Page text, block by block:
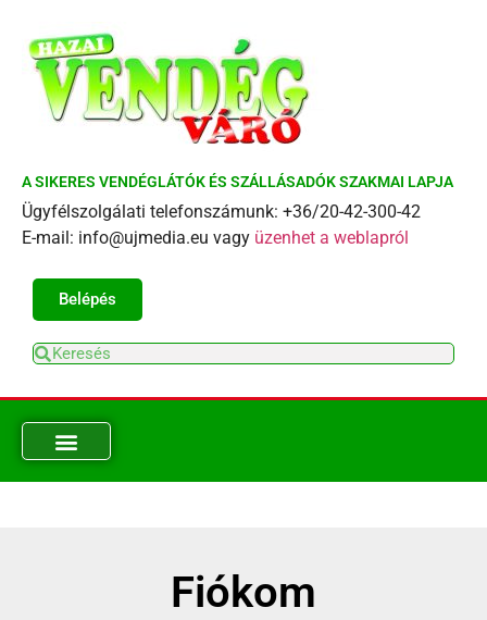
A SIKERES VENDÉGLÁTÓK ÉS SZÁLLÁSADÓK SZAKMAI LAPJA
Ügyfélszolgálati telefonszámunk: +36/20-42-300-42
E-mail: info@ujmedia.eu vagy üzenhet a weblapról
Belépés
Fiókom